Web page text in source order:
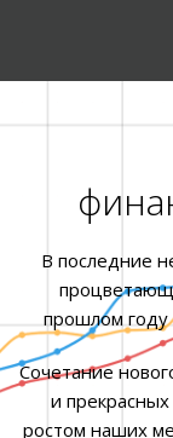
В последние
прошлом году
Сочетание
и
ростом наших